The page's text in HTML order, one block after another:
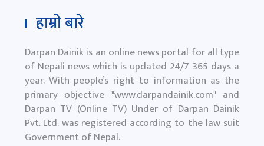
हाम्रो बारे
Darpan Dainik is an online news portal for all type
of Nepali news which is updated 24/7 365 days a
year. With people’s right to information as the
primary objective "www.darpandainik.com" and
Darpan TV (Online TV) Under of Darpan Dainik
Pvt. Ltd. was registered according to the law suit
Government of Nepal.